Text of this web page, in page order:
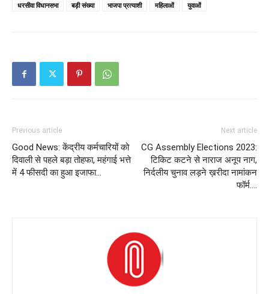
धरसीवा विधानसभा
बड़ी संख्या भाजपा प्रत्याशी महिलाओं युवाओं
Previous article
Good News: केंद्रीय कर्मचारियों को
दिवाली से पहले बड़ा तोहफा, महंगाई भत्ते
में 4 फीसदी का हुआ इजाफा…
Next article
CG Assembly Elections 2023:
टिकिट कटने से नाराज अनूप नाग,
निर्दलीय चुनाव लड़ने ख़रीदा नामांकन
फॉर्म….